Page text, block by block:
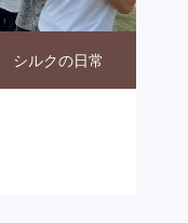
シルクの日常